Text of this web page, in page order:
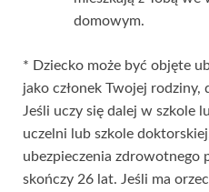
domowym.
* Dziecko może być objęte
jako członek Twojej
Jeśli uczy się dalej w szkole
uczelni lub szkole
ubezpieczenia zdrowotnego
skończy 26 lat. Jeśli ma